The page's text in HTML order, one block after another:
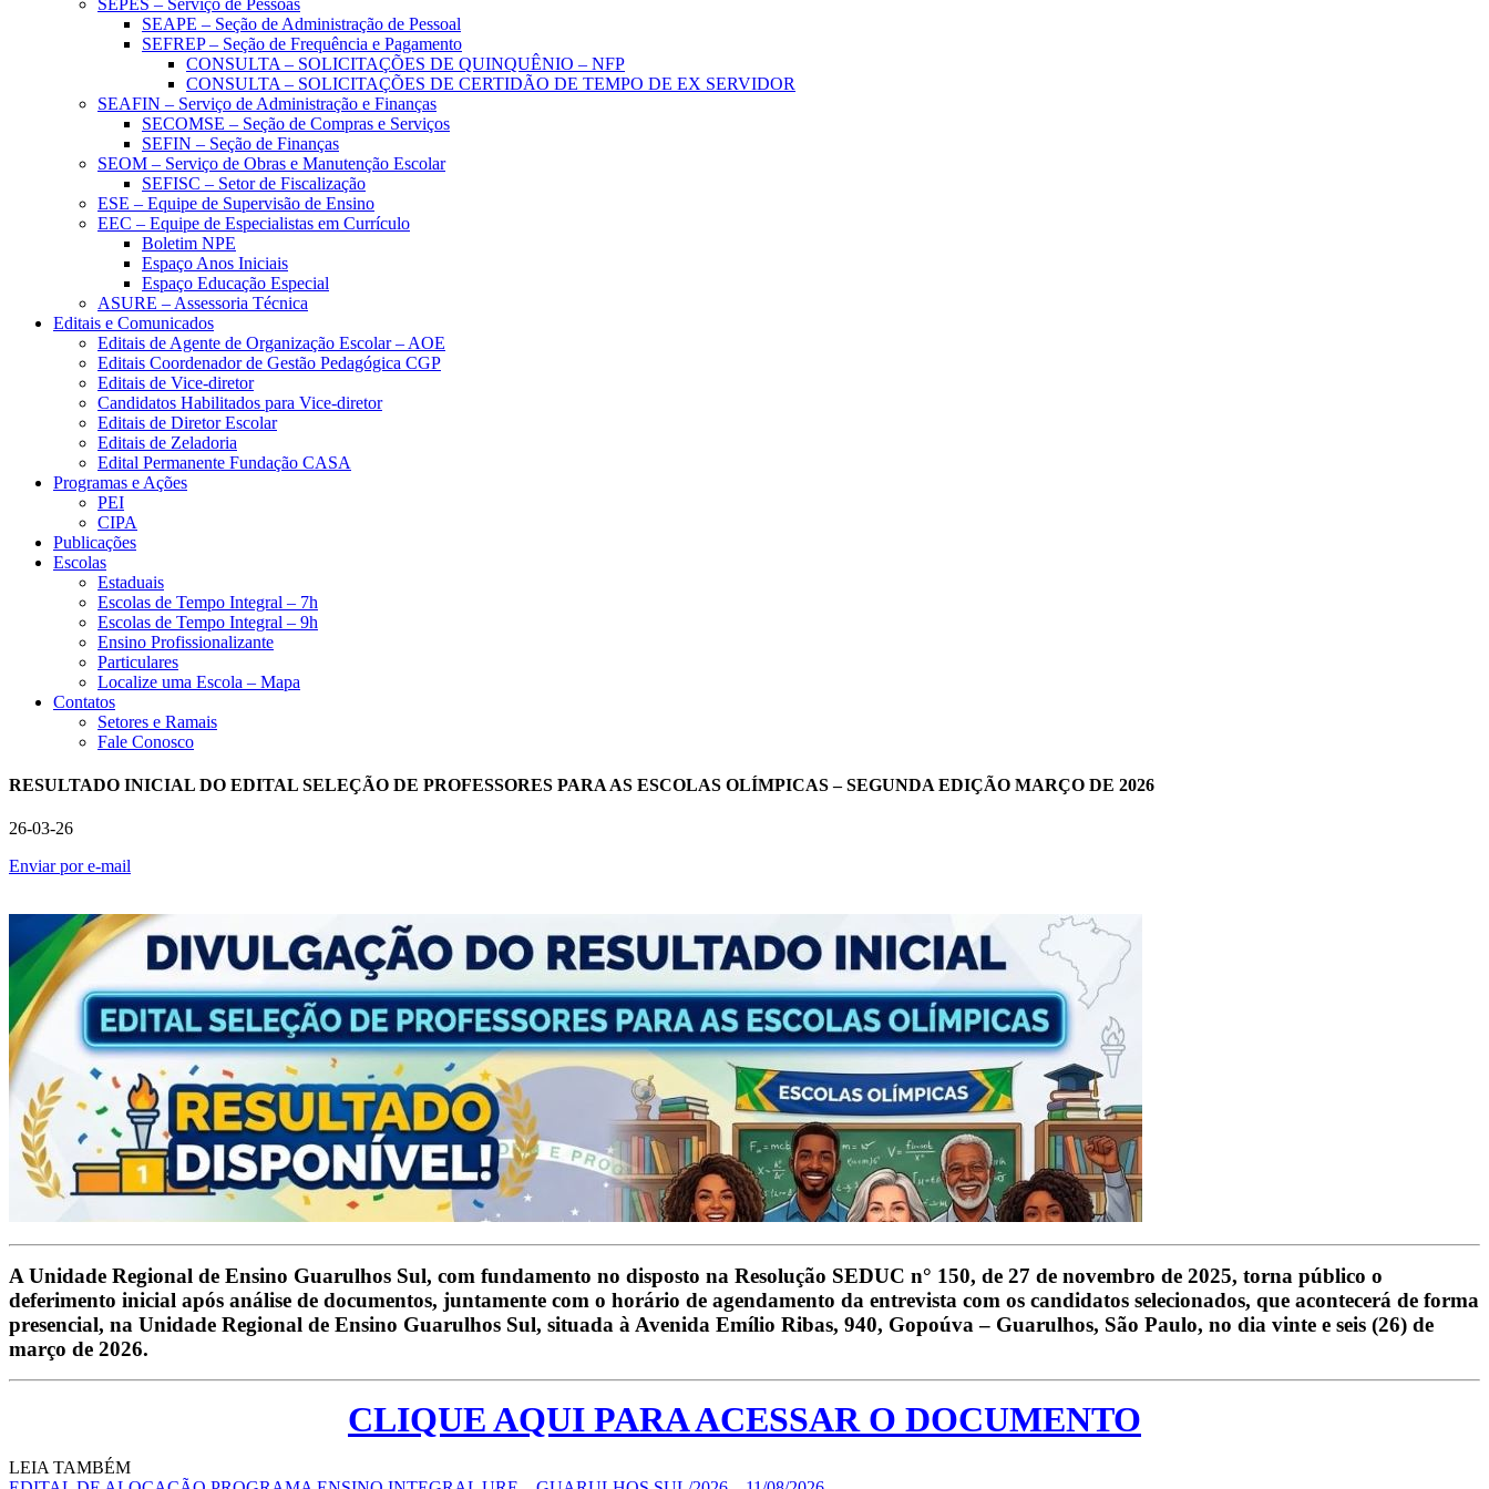
SEAPE – Seção de Administração de Pessoal
SEFREP – Seção de Frequência e Pagamento
CONSULTA – SOLICITAÇÕES DE QUINQUÊNIO – NFP
CONSULTA – SOLICITAÇÕES DE CERTIDÃO DE TEMPO DE EX SERVIDOR
SEAFIN – Serviço de Administração e Finanças
SECOMSE – Seção de Compras e Serviços
SEFIN – Seção de Finanças
SEOM – Serviço de Obras e Manutenção Escolar
SEFISC – Setor de Fiscalização
ESE – Equipe de Supervisão de Ensino
EEC – Equipe de Especialistas em Currículo
Boletim NPE
Espaço Anos Iniciais
Espaço Educação Especial
ASURE – Assessoria Técnica
Editais e Comunicados
Editais de Agente de Organização Escolar – AOE
Editais Coordenador de Gestão Pedagógica CGP
Editais de Vice-diretor
Candidatos Habilitados para Vice-diretor
Editais de Diretor Escolar
Editais de Zeladoria
Edital Permanente Fundação CASA
Programas e Ações
PEI
CIPA
Publicações
Escolas
Estaduais
Escolas de Tempo Integral – 7h
Escolas de Tempo Integral – 9h
Ensino Profissionalizante
Particulares
Localize uma Escola – Mapa
Contatos
Setores e Ramais
Fale Conosco
RESULTADO INICIAL DO EDITAL SELEÇÃO DE PROFESSORES PARA AS ESCOLAS OLÍMPICAS – SEGUNDA EDIÇÃO MARÇO DE 2026
26-03-26
Enviar por e-mail
A Unidade Regional de Ensino Guarulhos Sul, com fundamento no disposto na Resolução SEDUC n° 150, de 27 de novembro de 2025, torna público o
deferimento inicial após análise de documentos, juntamente com o horário de agendamento da entrevista com os candidatos selecionados, que acontecerá de forma
presencial, na Unidade Regional de Ensino Guarulhos Sul, situada à Avenida Emílio Ribas, 940, Gopoúva – Guarulhos, São Paulo, no dia vinte e seis (26) de
março de 2026.
CLIQUE AQUI PARA ACESSAR O DOCUMENTO
LEIA TAMBÉM